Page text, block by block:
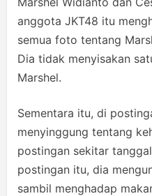
anggota JKT48 itu
semua foto tentang
Dia tidak menyisakan
Marshel.
Sementara itu, di
menyinggung tentang
postingan sekitar
postingan itu, dia
sambil menghadap